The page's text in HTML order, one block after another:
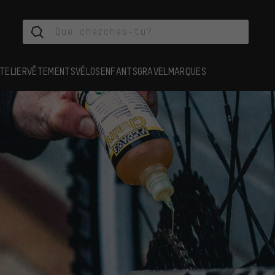
VÊTEMENTSVÉLOSENFANTSGRAVEL MARQUES